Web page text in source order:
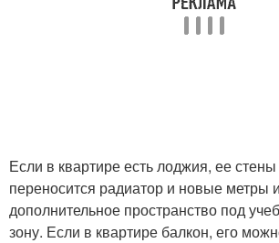
Если в квартире есть лоджия, ее
переносится радиатор и новые метры
дополнительное пространство под
зону. Если в квартире балкон, его